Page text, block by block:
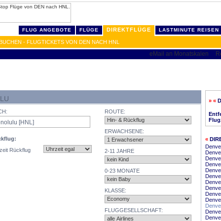
FLUG ANGEBOTE FLÜGE DIREKTFLÜGE LASTMINUTE REISEN
- FLUGTICKETS VON DEN NACH HNL
Rückflug
ROUTE:
ERWACHSENE:
2-11 JAHRE
0-23 MONATE
KLASSE:
FLUGGESELLSCHAFT:
» «
«